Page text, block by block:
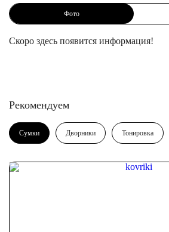
Фото
Скоро здесь появится информация!
Рекомендуем
Сумки Дворники Тонировка